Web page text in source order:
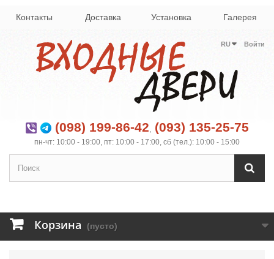
Контакты Доставка Установка Галерея
Войти
RU
(098) 199-86-42, (093) 135-25-75
пн-чт: 10:00 - 19:00, пт: 10:00 - 17:00, сб (тел.): 10:00 - 15:00
Корзина (пусто)